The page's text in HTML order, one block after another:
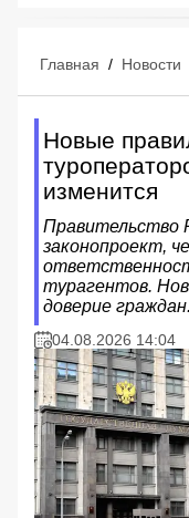
Главная / Новости
Новые
изменится
Правительство
законопроект,
турагентов.
доверие граждан.
04.08.2026 14:04